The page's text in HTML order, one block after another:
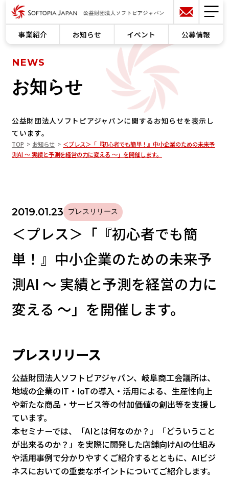
事業紹介 お知らせ イベント 公募情報
NEWS
お知らせ
公益財団法人ソフトピアジャパンに関するお知らせを表示し
ています。
TOP お知らせ
＜プレス＞「『初心者でも簡単！』中小企業のための未来予
測AI ～ 実績と予測を経営の力に変える ～」を開催します。
2019.01.23 プレスリリース
＜プレス＞「『初心者でも簡
単！』中小企業のための未来予
測AI ～ 実績と予測を経営の力に
変える ～」を開催します。
プレスリリース
公益財団法人ソフトピアジャパン、岐阜商工会議所は、
地域の企業のIT・IoTの導入・活用による、生産性向上
や新たな商品・サービス等の付加価値の創出等を支援し
ています。
本セミナーでは、「AIとは何なのか？」「どういうこと
が出来るのか？」を実際に開発した店舗向けAIの仕組み
や活用事例で分かりやすくご紹介するとともに、AIビジ
ネスにおいての重要なポイントについてご紹介します。